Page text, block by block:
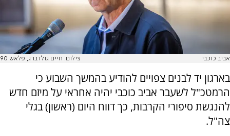
אביב כוכבי צילום: חיים גולדברג, פלאש 90
בארגון יד לבנים צפויים להודיע בהמשך השבוע כי
הרמטכ"ל לשעבר אביב כוכבי יהיה אחראי על מיזם חדש
להנגשת סיפורי הקרבות, כך דווח היום (ראשון) בגלי
צה"ל.